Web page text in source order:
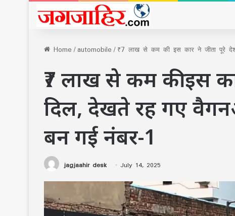
Home/automobile/₹7 लाख से कम की इस कार ने जीता पूरे
₹7 लाख से कम की इस
दिल, देखते रह गए
बन गई नंबर-1
jagjaahir desk July 14, 2025